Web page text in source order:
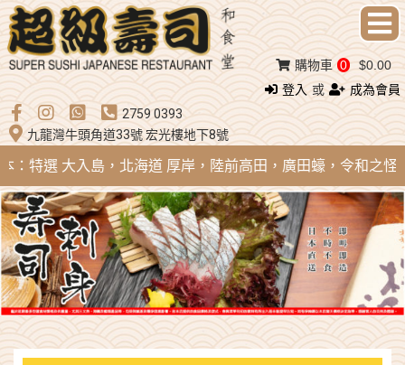
登入 或
成為會員
2759 0393
九龍灣牛頭角道33號 宏光樓地下8號
購物車 0 $0.00
：特選 大入島，北海道 厚岸，陸前高田，廣田蠔，令和之